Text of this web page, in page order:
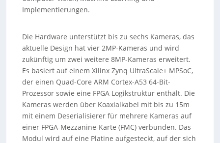
Implementierungen.
Die Hardware unterstützt bis zu sechs Kameras, das
aktuelle Design hat vier 2MP-Kameras und wird
zukünftig um zwei weitere 8MP-Kameras erweitert.
Es basiert auf einem Xilinx Zynq UltraScale+ MPSoC,
der einen Quad-Core ARM Cortex-A53 64-Bit-
Prozessor sowie eine FPGA Logikstruktur enthält. Die
Kameras werden über Koaxialkabel mit bis zu 15m
mit einem Deserialisierer für mehrere Kameras auf
einer FPGA-Mezzanine-Karte (FMC) verbunden. Das
Modul wird auf eine Platine aufgesteckt, auf der sich